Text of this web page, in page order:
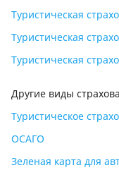
Туристическая
Туристическая
Туристическая
Другие виды
Туристическое
ОСАГО
Зеленая карта для